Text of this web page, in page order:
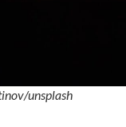
unsplash